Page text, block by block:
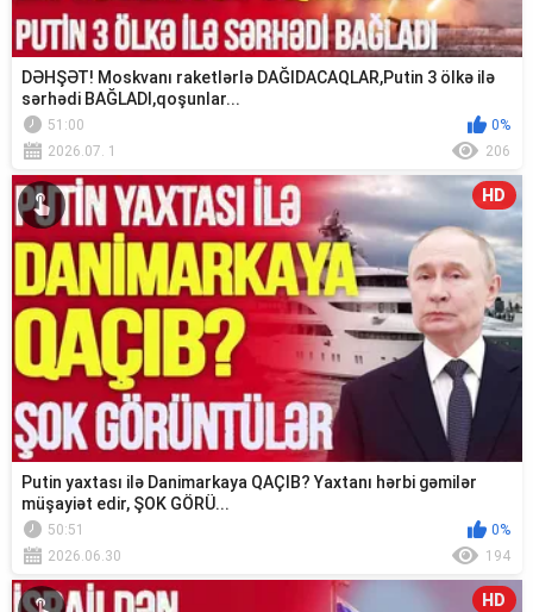
DƏHŞƏT! Moskvanı raketlərlə DAĞIDACAQLAR,Putin 3 ölkə ilə
sərhədi BAĞLADI,qoşunlar...
51:00
0%
2026.07. 1
206
HD
Putin yaxtası ilə Danimarkaya QAÇIB? Yaxtanı hərbi gəmilər
müşayiət edir, ŞOK GÖRÜ...
50:51
0%
2026.06.30
194
HD